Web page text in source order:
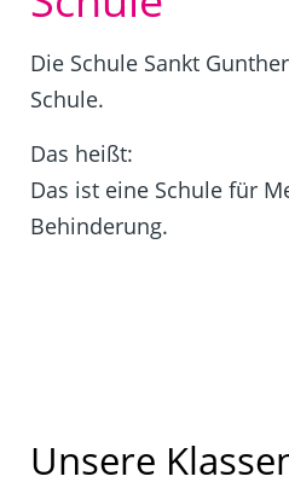
Die Schule Sankt
Schule.
Das heißt:
Das ist eine Schule für
Behinderung.
Unsere